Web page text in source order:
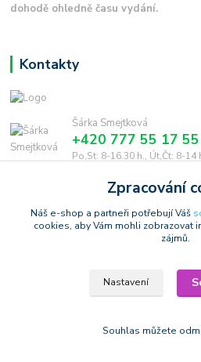
dohodě ohledně času vydání.
Kontakty
Šárka Smejtková
+420 777 55 17 55
Po,St: 8-16.30 h., Út,Čt: 8-14
smejtkova@trigonmedia.cz
Copyright © 2006-2025 TrigonShop.cz
Vytvořeno na
Zpracování
Náš e-shop a partneři potřebují Váš
cookies, aby Vám mohli zobrazovat
zájmů.
Nastavení
Souhlas můžete